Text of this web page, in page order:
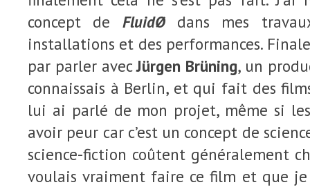
concept de FluidØdans mes
installations et des performances.
par parler avecJürgen Brüning, un
connaissais à Berlin, et qui fait des
lui ai parlé de mon projet, même si
avoir peur car c’est un concept de
science-fiction coûtent généralement
voulais vraiment faire ce film et que je